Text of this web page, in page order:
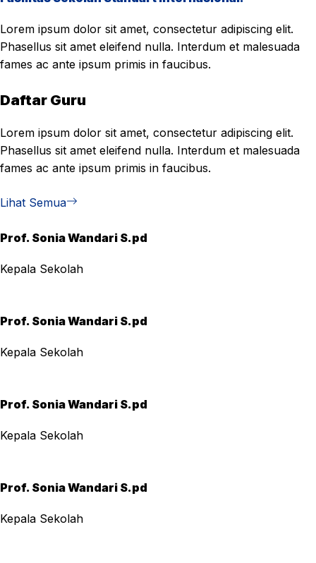
Lorem ipsum dolor sit amet, consectetur adipiscing elit.
Phasellus sit amet eleifend nulla. Interdum et malesuada
fames ac ante ipsum primis in faucibus.
Daftar Guru
Lorem ipsum dolor sit amet, consectetur adipiscing elit.
Phasellus sit amet eleifend nulla. Interdum et malesuada
fames ac ante ipsum primis in faucibus.
Lihat Semua
Prof. Sonia Wandari S.pd
Kepala Sekolah
Prof. Sonia Wandari S.pd
Kepala Sekolah
Prof. Sonia Wandari S.pd
Kepala Sekolah
Prof. Sonia Wandari S.pd
Kepala Sekolah